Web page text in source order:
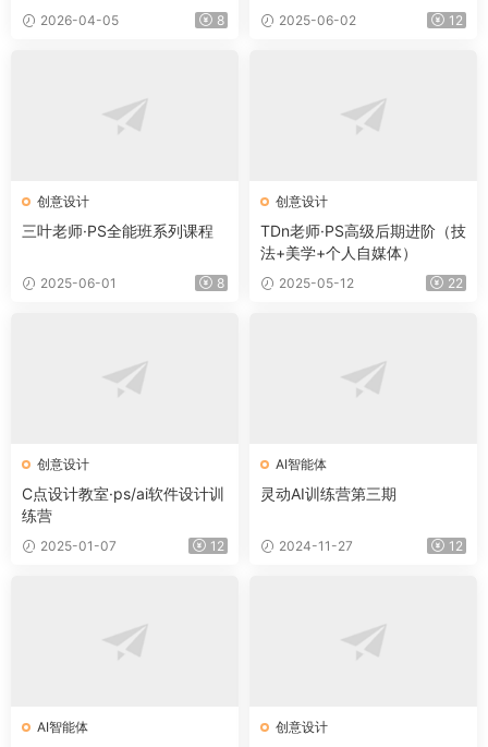
2026-04-05 8 2025-06-02 12
创意设计
三叶老师·PS全能班系列课程
2025-06-01 8
创意设计
TDn老师·PS高级后期进阶（技
法+美学+个人自媒体）
2025-05-12 22
创意设计
C点设计教室·ps/ai软件设计训
练营
2025-01-07 12
AI智能体
灵动AI训练营第三期
2024-11-27 12
AI智能体 创意设计